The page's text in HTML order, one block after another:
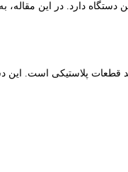
دارد. در این
قطعات پلاستیکی است.